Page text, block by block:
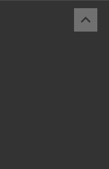
keyboard_arrow_up